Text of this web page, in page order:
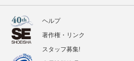
ヘルプ
著作権・リンク
スタッフ募集!